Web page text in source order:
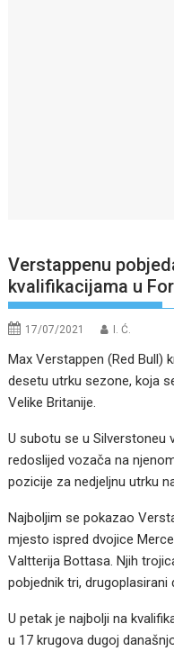
Verstappenu
kvalifikacijama u
17/07/2021 I. Ć.
Max Verstappen (Red Bull)
desetu utrku sezone, koja
Velike Britanije.
U subotu se u Silverstoneu
redoslijed vozača na
pozicije za nedjeljnu utrku
Najboljim se pokazao
mjesto ispred dvojice
Valtterija Bottasa. Njih
pobjednik tri, drugoplasirani
U petak je najbolji na
u 17 krugova dugoj